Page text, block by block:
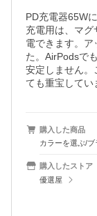
PD充電器65W
充電用は、マ
電できます。ア
た。AirPodsで
安定しません。
ても重宝してい
購入した商品
カラーを選ぶ/ブ
購入したストア
優選屋